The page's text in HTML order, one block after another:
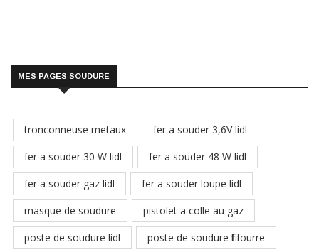
MES PAGES SOUDURE
tronconneuse metaux
fer a souder 3,6V lidl
fer a souder 30 W lidl
fer a souder 48 W lidl
fer a souder gaz lidl
fer a souder loupe lidl
masque de soudure
pistolet a colle au gaz
poste de soudure lidl
poste de soudure fil fourre